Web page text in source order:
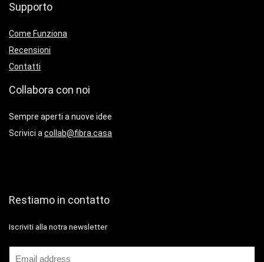
Supporto
Come Funziona
Recensioni
Contatti
Collabora con noi
Sempre aperti a nuove idee
Scrivici a collab@fibra.casa
Restiamo in contatto
Iscriviti alla notra newsletter